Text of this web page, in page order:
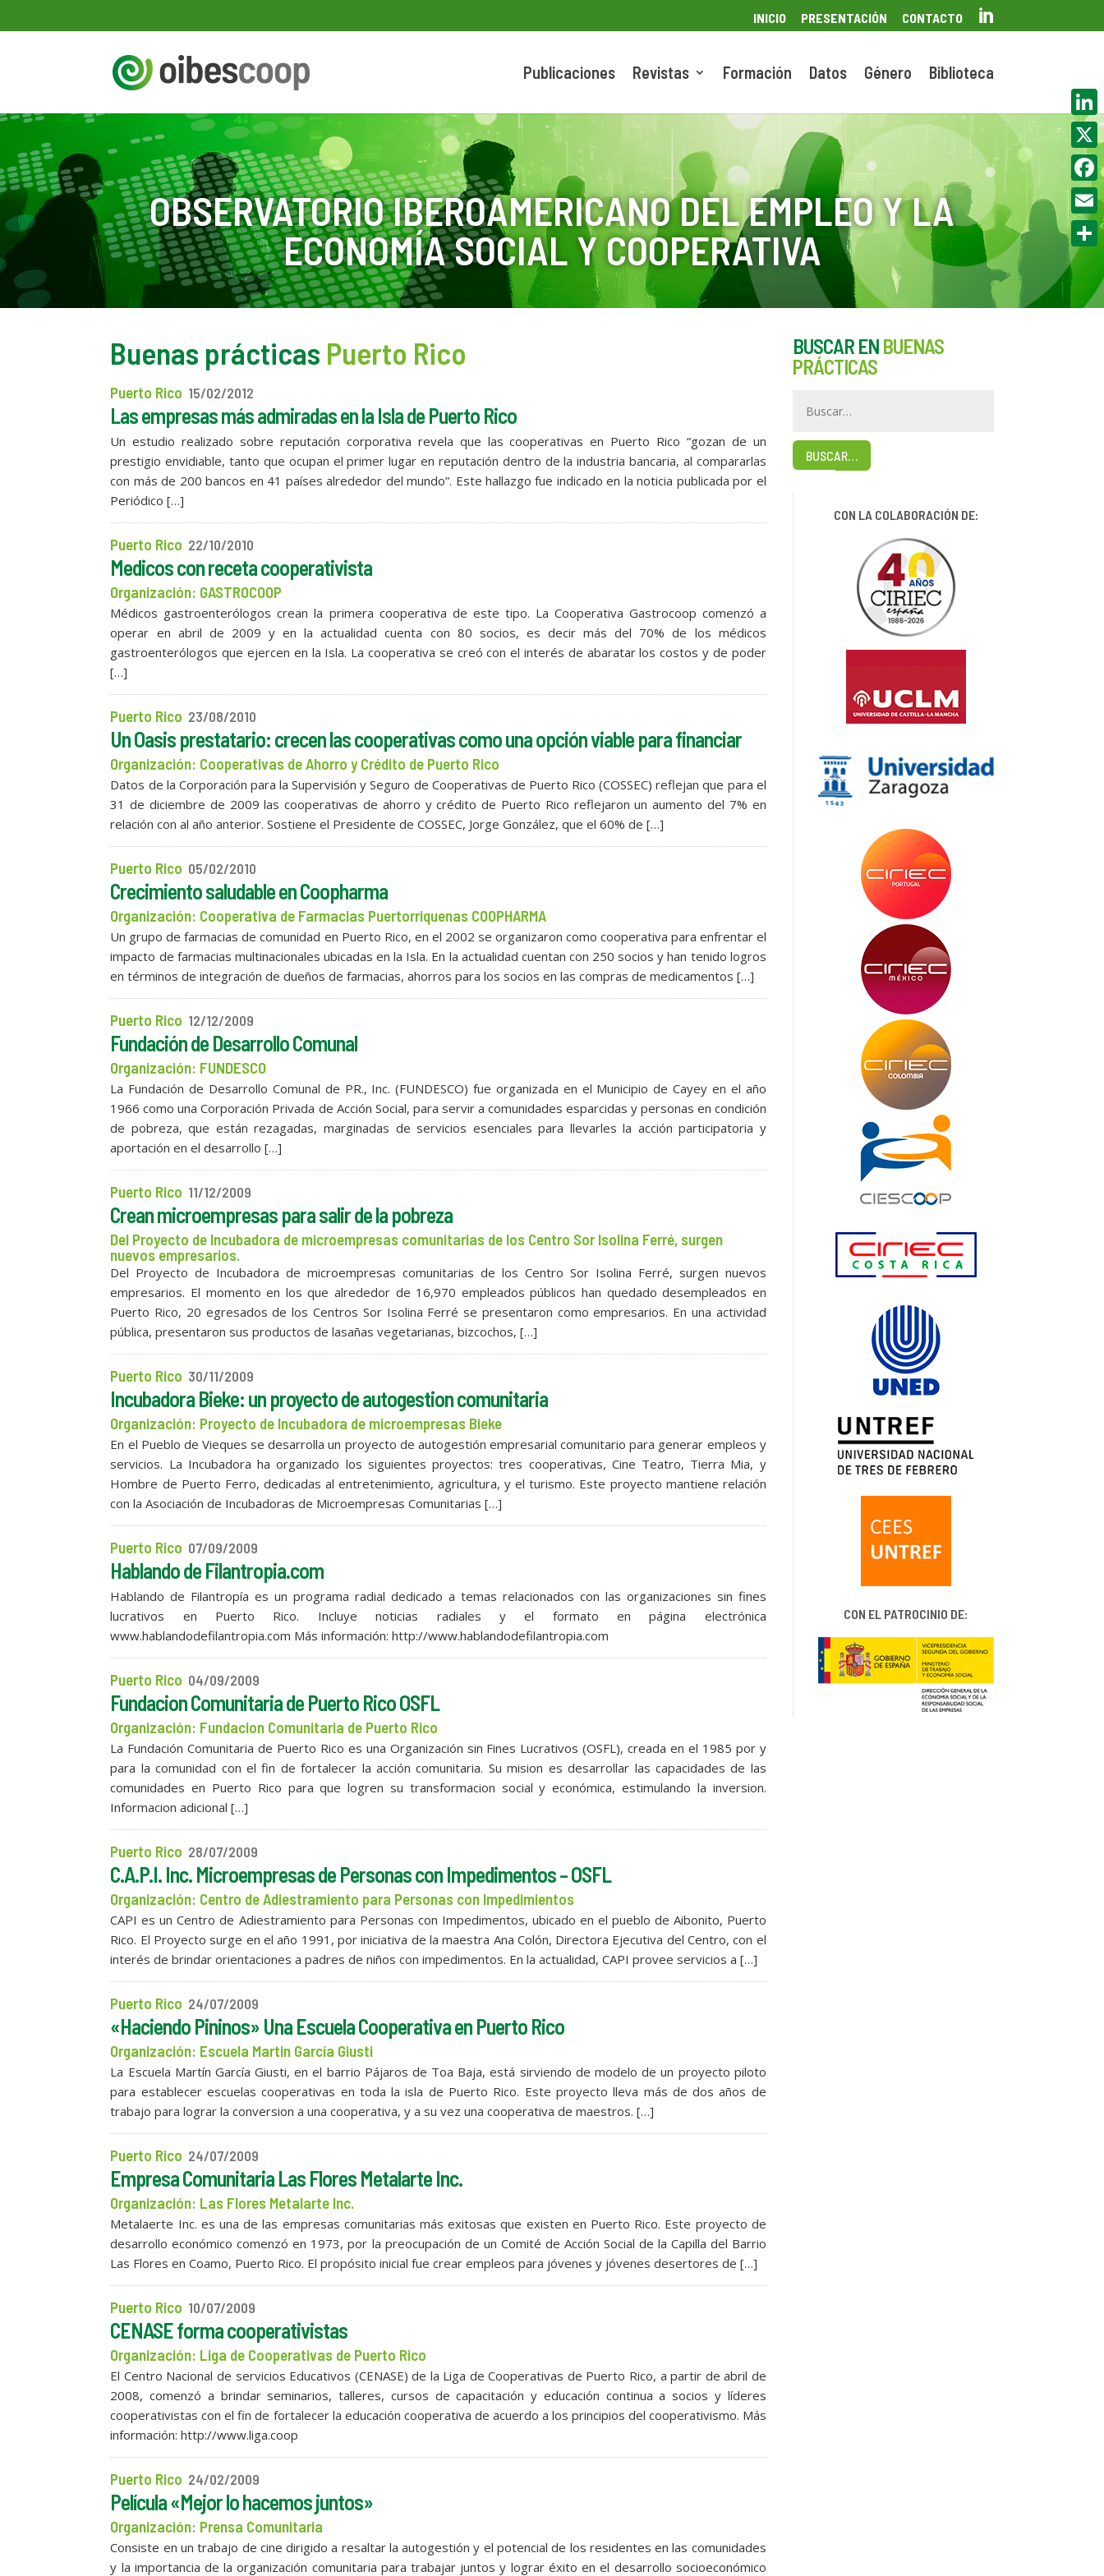
INICIO PRESENTACIÓN CONTACTO 
Publicaciones Revistas Formación Datos Género Biblioteca
OBSERVATORIO IBEROAMERICANO DEL EMPLEO Y LA
ECONOMÍA SOCIAL Y COOPERATIVA
Buenas prácticas Puerto Rico
Puerto Rico 15/02/2012
Las empresas más admiradas en la Isla de Puerto Rico
Un estudio realizado sobre reputación corporativa revela que las cooperativas en Puerto Rico “gozan de un
prestigio envidiable, tanto que ocupan el primer lugar en reputación dentro de la industria bancaria, al compararlas
con más de 200 bancos en 41 países alrededor del mundo”. Este hallazgo fue indicado en la noticia publicada por el
Periódico […]
Puerto Rico 22/10/2010
Medicos con receta cooperativista
Organización: GASTROCOOP
Médicos gastroenterólogos crean la primera cooperativa de este tipo. La Cooperativa Gastrocoop comenzó a
operar en abril de 2009 y en la actualidad cuenta con 80 socios, es decir más del 70% de los médicos
gastroenterólogos que ejercen en la Isla. La cooperativa se creó con el interés de abaratar los costos y de poder
[…]
Puerto Rico 23/08/2010
Un Oasis prestatario: crecen las cooperativas como una opción viable para financiar
Organización: Cooperativas de Ahorro y Crédito de Puerto Rico
Datos de la Corporación para la Supervisión y Seguro de Cooperativas de Puerto Rico (COSSEC) reflejan que para el
31 de diciembre de 2009 las cooperativas de ahorro y crédito de Puerto Rico reflejaron un aumento del 7% en
relación con al año anterior. Sostiene el Presidente de COSSEC, Jorge González, que el 60% de […]
Puerto Rico 05/02/2010
Crecimiento saludable en Coopharma
Organización: Cooperativa de Farmacias Puertorriquenas COOPHARMA
Un grupo de farmacias de comunidad en Puerto Rico, en el 2002 se organizaron como cooperativa para enfrentar el
impacto de farmacias multinacionales ubicadas en la Isla. En la actualidad cuentan con 250 socios y han tenido logros
en términos de integración de dueños de farmacias, ahorros para los socios en las compras de medicamentos […]
Puerto Rico 12/12/2009
Fundación de Desarrollo Comunal
Organización: FUNDESCO
La Fundación de Desarrollo Comunal de PR., Inc. (FUNDESCO) fue organizada en el Municipio de Cayey en el año
1966 como una Corporación Privada de Acción Social, para servir a comunidades esparcidas y personas en condición
de pobreza, que están rezagadas, marginadas de servicios esenciales para llevarles la acción participatoria y
aportación en el desarrollo […]
Puerto Rico 11/12/2009
Crean microempresas para salir de la pobreza
Del Proyecto de Incubadora de microempresas comunitarias de los Centro Sor Isolina Ferré, surgen
nuevos empresarios.
Del Proyecto de Incubadora de microempresas comunitarias de los Centro Sor Isolina Ferré, surgen nuevos
empresarios. El momento en los que alrededor de 16,970 empleados públicos han quedado desempleados en
Puerto Rico, 20 egresados de los Centros Sor Isolina Ferré se presentaron como empresarios. En una actividad
pública, presentaron sus productos de lasañas vegetarianas, bizcochos, […]
Puerto Rico 30/11/2009
Incubadora Bieke: un proyecto de autogestion comunitaria
Organización: Proyecto de Incubadora de microempresas Bieke
En el Pueblo de Vieques se desarrolla un proyecto de autogestión empresarial comunitario para generar empleos y
servicios. La Incubadora ha organizado los siguientes proyectos: tres cooperativas, Cine Teatro, Tierra Mia, y
Hombre de Puerto Ferro, dedicadas al entretenimiento, agricultura, y el turismo. Este proyecto mantiene relación
con la Asociación de Incubadoras de Microempresas Comunitarias […]
Puerto Rico 07/09/2009
Hablando de Filantropia.com
Hablando de Filantropía es un programa radial dedicado a temas relacionados con las organizaciones sin fines
lucrativos en Puerto Rico. Incluye noticias radiales y el formato en página electrónica
www.hablandodefilantropia.com Más información: http://www.hablandodefilantropia.com
Puerto Rico 04/09/2009
Fundacion Comunitaria de Puerto Rico OSFL
Organización: Fundacion Comunitaria de Puerto Rico
La Fundación Comunitaria de Puerto Rico es una Organización sin Fines Lucrativos (OSFL), creada en el 1985 por y
para la comunidad con el fin de fortalecer la acción comunitaria. Su mision es desarrollar las capacidades de las
comunidades en Puerto Rico para que logren su transformacion social y económica, estimulando la inversion.
Informacion adicional […]
Puerto Rico 28/07/2009
C.A.P.I. Inc. Microempresas de Personas con Impedimentos – OSFL
Organización: Centro de Adiestramiento para Personas con Impedimientos
CAPI es un Centro de Adiestramiento para Personas con Impedimentos, ubicado en el pueblo de Aibonito, Puerto
Rico. El Proyecto surge en el año 1991, por iniciativa de la maestra Ana Colón, Directora Ejecutiva del Centro, con el
interés de brindar orientaciones a padres de niños con impedimentos. En la actualidad, CAPI provee servicios a […]
Puerto Rico 24/07/2009
«Haciendo Pininos» Una Escuela Cooperativa en Puerto Rico
Organización: Escuela Martin García Giusti
La Escuela Martín García Giusti, en el barrio Pájaros de Toa Baja, está sirviendo de modelo de un proyecto piloto
para establecer escuelas cooperativas en toda la isla de Puerto Rico. Este proyecto lleva más de dos años de
trabajo para lograr la conversion a una cooperativa, y a su vez una cooperativa de maestros. […]
Puerto Rico 24/07/2009
Empresa Comunitaria Las Flores Metalarte Inc.
Organización: Las Flores Metalarte Inc.
Metalaerte Inc. es una de las empresas comunitarias más exitosas que existen en Puerto Rico. Este proyecto de
desarrollo económico comenzó en 1973, por la preocupación de un Comité de Acción Social de la Capilla del Barrio
Las Flores en Coamo, Puerto Rico. El propósito inicial fue crear empleos para jóvenes y jóvenes desertores de […]
Puerto Rico 10/07/2009
CENASE forma cooperativistas
Organización: Liga de Cooperativas de Puerto Rico
El Centro Nacional de servicios Educativos (CENASE) de la Liga de Cooperativas de Puerto Rico, a partir de abril de
2008, comenzó a brindar seminarios, talleres, cursos de capacitación y educación continua a socios y líderes
cooperativistas con el fin de fortalecer la educación cooperativa de acuerdo a los principios del cooperativismo. Más
información: http://www.liga.coop
Puerto Rico 24/02/2009
Película «Mejor lo hacemos juntos»
Organización: Prensa Comunitaria
Consiste en un trabajo de cine dirigido a resaltar la autogestión y el potencial de los residentes en las comunidades
y la importancia de la organización comunitaria para trabajar juntos y lograr éxito en el desarrollo socioeconómico
BUSCAR EN BUENAS
PRÁCTICAS
BUSCAR…
CON LA COLABORACIÓN DE:
CON EL PATROCINIO DE:
X
Email